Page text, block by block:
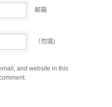
邮箱
（勿填)
and website in this